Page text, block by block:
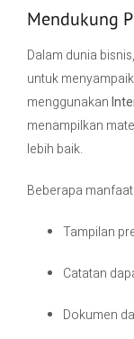
Mendukung
Dalam dunia
untuk
menggunakan
menampilkan
lebih baik.
Beberapa
Tampilan
Catatan
Dokumen